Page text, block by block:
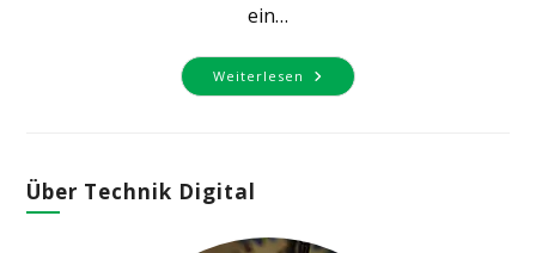
ein…
Weiterlesen Die
Vielseitigen
Über Technik Digital